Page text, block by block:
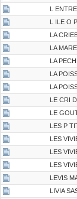
L
L ILE O
LA
LA
LA
LA
LA
LE CRI
LE
LES P
LES
LES
LES
LEVIS
LIVIA